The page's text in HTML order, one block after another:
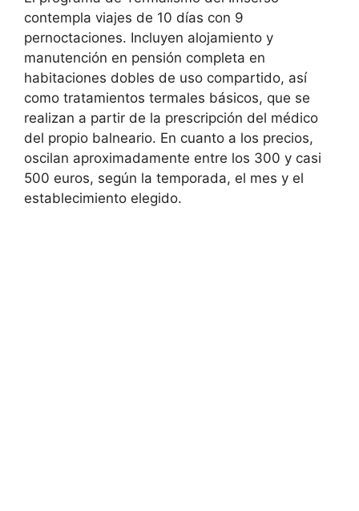
contempla viajes de 10 días con 9
pernoctaciones. Incluyen alojamiento y
manutención en pensión completa en
habitaciones dobles de uso compartido, así
como tratamientos termales básicos, que se
realizan a partir de la prescripción del médico
del propio balneario. En cuanto a los precios,
oscilan aproximadamente entre los 300 y casi
500 euros, según la temporada, el mes y el
establecimiento elegido.